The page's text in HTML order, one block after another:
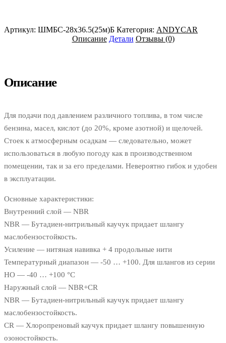
за
Артикул: ШМБС-28х36.5(25м)Б Категория: ANDYCAR
Описание Детали Отзывы (0)
Описание
Для подачи под давлением различного топлива, в том числе
бензина, масел, кислот (до 20%, кроме азотной) и щелочей.
Стоек к атмосферным осадкам — следовательно, может
использоваться в любую погоду как в производственном
помещении, так и за его пределами. Невероятно гибок и удобен
в эксплуатации.
Основные характеристики:
Внутренний слой — NBR
NBR — Бутадиен-нитрильный каучук придает шлангу
маслобензостойкость.
Усиление — нитяная навивка + 4 продольные нити
Температурный диапазон — -50 … +100. Для шлангов из серии
HO — -40 … +100 °C
Наружный слой — NBR+CR
NBR — Бутадиен-нитрильный каучук придает шлангу
маслобензостойкость.
CR — Хлоропреновый каучук придает шлангу повышенную
озоностойкость.